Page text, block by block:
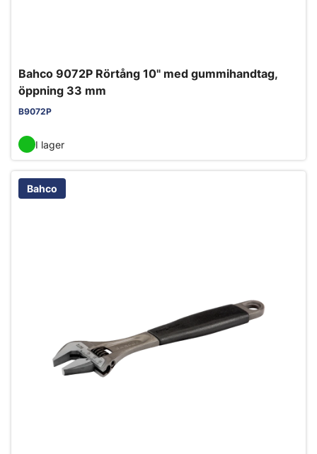
Bahco 9072P Rörtång 10" med gummihandtag,
öppning 33 mm
B9072P
I lager
Bahco